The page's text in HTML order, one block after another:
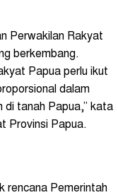
Perwakilan Rakyat
berkembang.
Papua perlu ikut
dalam
di tanah Papua,” kata
Provinsi Papua.
rencana Pemerintah